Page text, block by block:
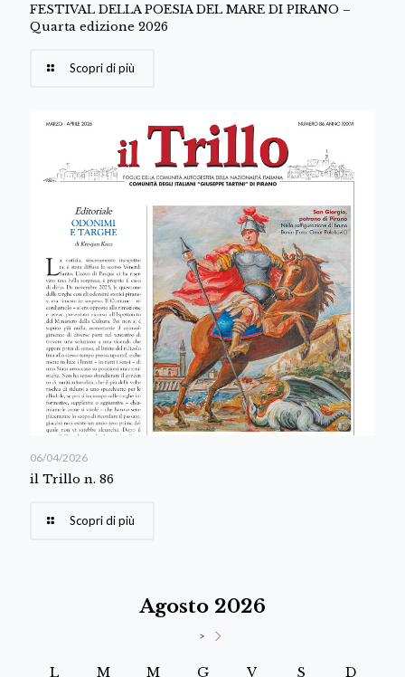
FESTIVAL DELLA POESIA DEL MARE DI PIRANO –
Quarta edizione 2026
Scopri di più
06/04/2026
il Trillo n. 86
Scopri di più
Agosto 2026
>
L M M G V S D